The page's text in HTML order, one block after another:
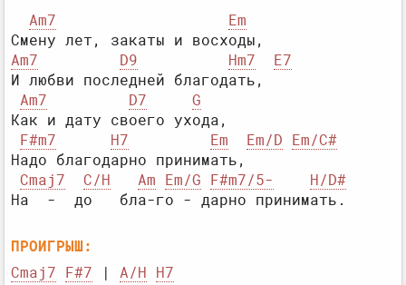
Am7
Em
Am7
D9 Hm7
E7
И любви последней благодать,
Am7
D7
G
Как и дату своего ухода,
F#m7
H7 Em Em/D
Em/C#
Надо благодарно принимать,
Cmaj7
C/H Am Em/G F#m7/5-
H/D#
ПРОИГРЫШ:
Cmaj7
F#7 | A/H H7